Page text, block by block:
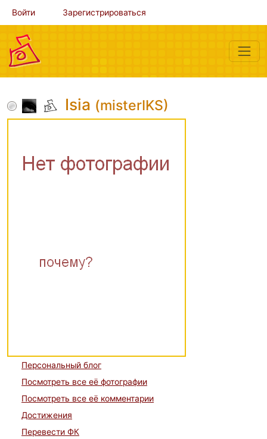
Войти Зарегистрироваться
Isia (misterIKS)
Персональный блог
Посмотреть все её фотографии
Посмотреть все её комментарии
Достижения
Перевести ФК